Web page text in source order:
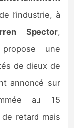
2
l’industrie, à
Spector,
une
de dieux de
annoncé sur
au 15
retard mais